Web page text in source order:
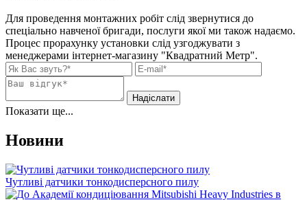
Для проведення монтажних робіт слід звернутися до
спеціально навченої бригади, послуги якої ми також надаємо.
Процес прорахунку установки слід узгоджувати з
менеджерами інтернет-магазину "Квадратний Метр".
Показати ще...
Новини
Чутливі датчики тонкодисперсного пилу